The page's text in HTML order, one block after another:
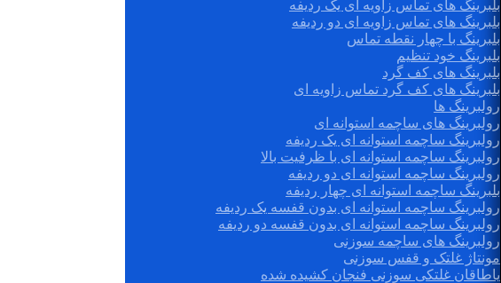
بلبرینگ های تماس زاویه ای یک ردیفه
بلبرینگ های تماس زاویه ای دو ردیفه
بلبرینگ با چهار نقطه تماس
بلبرینگ خود تنظیم
بلبرینگ های کف گرد
بلبرینگ های کف گرد تماس زاویه ای
رولبرینگ ها
رولبرینگ های ساچمه استوانه ای
رولبرینگ ساچمه استوانه ای یک ردیفه
رولبرینگ ساچمه استوانه ای با ظرفیت بالا
رولبرینگ ساچمه استوانه ای دو ردیفه
بلبرینگ ساچمه استوانه ای چهار ردیفه
رولبرینگ ساچمه استوانه ای بدون قفسه یک ردیفه
رولبرینگ ساچمه استوانه ای بدون قفسه دو ردیفه
رولبرینگ های ساچمه سوزنی
مونتاژ غلتک و قفس سوزنی
یاطاقان غلتکی سوزنی فنجان کشیده شده